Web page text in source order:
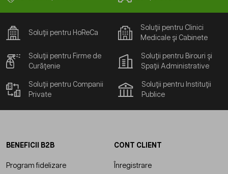
Soluții pentru HoReCa
Soluții pentru Clinici
Medicale și Cabinete
Soluții pentru Firme de
Curățenie
Soluții pentru Birouri și
Spații Administrative
Soluții pentru Companii
Private
Soluții pentru Instituții
Publice
BENEFICII B2B
Program fidelizare
CONT CLIENT
Înregistrare